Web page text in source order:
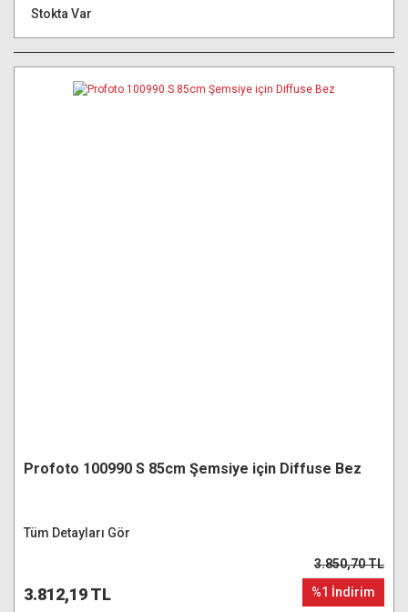
Stokta Var
Profoto 100990 S 85cm Şemsiye için Diffuse Bez
Tüm Detayları Gör
3.812,19 TL
3.850,70 TL
%1 İndirim